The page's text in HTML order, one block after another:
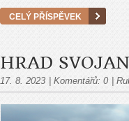
CELÝ PŘÍSPĚVEK
HRAD
17. 8. 2023 Komentářů: 0